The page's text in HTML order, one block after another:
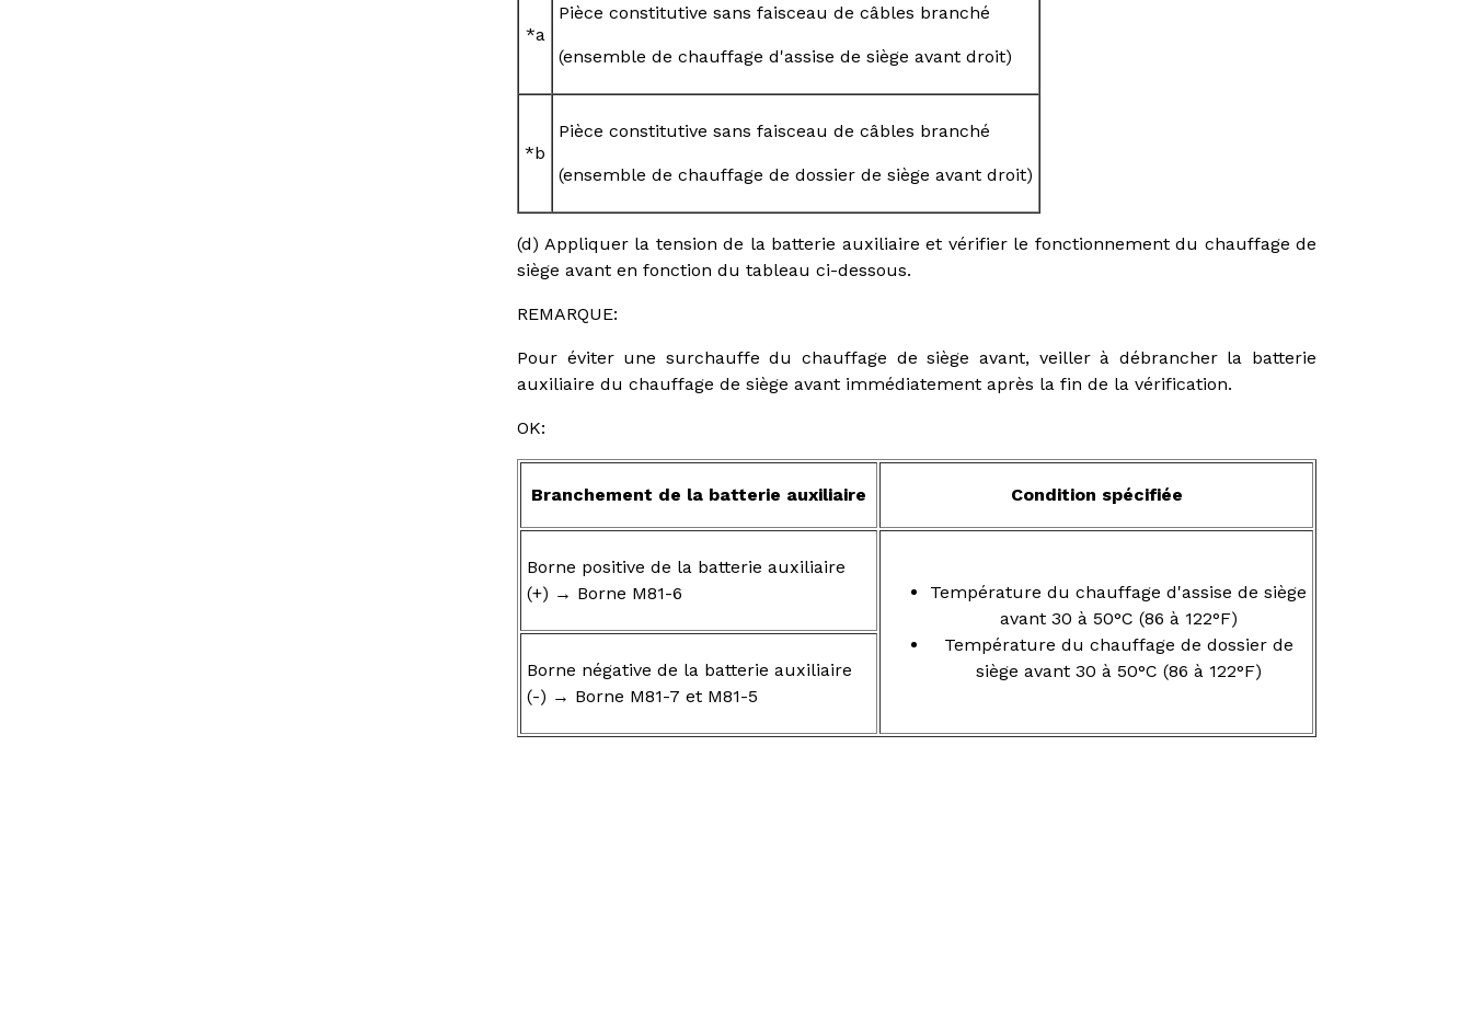
*a
Pièce constitutive sans faisceau de câbles branché
(ensemble de chauffage d'assise de siège avant droit)
*b
Pièce constitutive sans faisceau de câbles branché
(ensemble de chauffage de dossier de siège avant droit)
(d) Appliquer la tension de la batterie auxiliaire et vérifier le fonctionnement du chauffage de
siège avant en fonction du tableau ci-dessous.
REMARQUE:
Pour éviter une surchauffe du chauffage de siège avant, veiller à débrancher la batterie
auxiliaire du chauffage de siège avant immédiatement après la fin de la vérification.
OK:
Branchement de la batterie auxiliaire Condition spécifiée
Borne positive de la batterie auxiliaire
(+) → Borne M81-6
Température du chauffage d'assise de siège
avant 30 à 50°C (86 à 122°F)
Température du chauffage de dossier de
siège avant 30 à 50°C (86 à 122°F)
Borne négative de la batterie auxiliaire
(-) → Borne M81-7 et M81-5